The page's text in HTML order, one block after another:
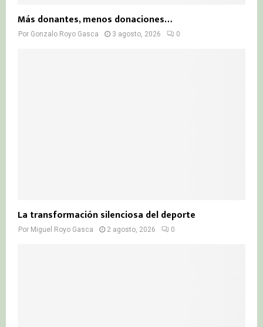
Más donantes, menos donaciones…
Por Gonzalo Royo Gasca 3 agosto, 2026 0
La transformación silenciosa del deporte
Por Miguel Royo Gasca 2 agosto, 2026 0